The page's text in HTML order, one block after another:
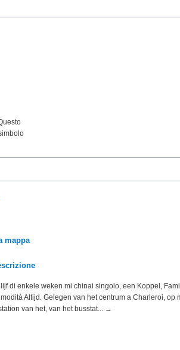
mappa
di enkele weken mi chinai singolo, een Koppel,
Altijd. Gelegen van het centrum a Charleroi, op
van het, van het busstat... →